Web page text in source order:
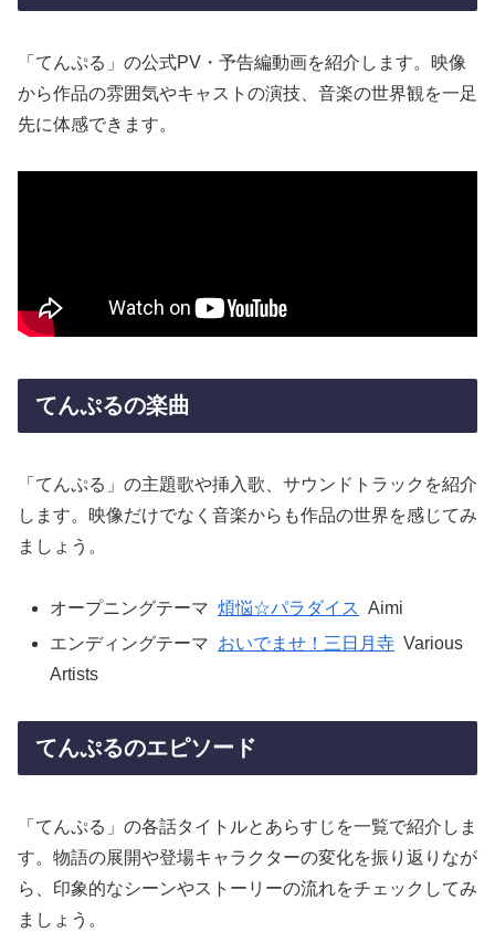
「てんぷる」の公式PV・予告編動画を紹介します。映像
から作品の雰囲気やキャストの演技、音楽の世界観を一足
先に体感できます。
てんぷるの楽曲
「てんぷる」の主題歌や挿入歌、サウンドトラックを紹介
します。映像だけでなく音楽からも作品の世界を感じてみ
ましょう。
オープニングテーマ 煩悩☆パラダイス Aimi
エンディングテーマ おいでませ！三日月寺 Various
Artists
てんぷるのエピソード
「てんぷる」の各話タイトルとあらすじを一覧で紹介しま
す。物語の展開や登場キャラクターの変化を振り返りなが
ら、印象的なシーンやストーリーの流れをチェックしてみ
ましょう。